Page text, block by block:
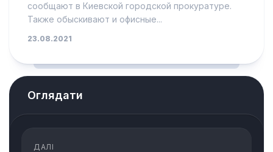
сообщают в Киевской городской прокуратуре.
Также обыскивают и офисные...
23.08.2021
Оглядати
ДАЛІ